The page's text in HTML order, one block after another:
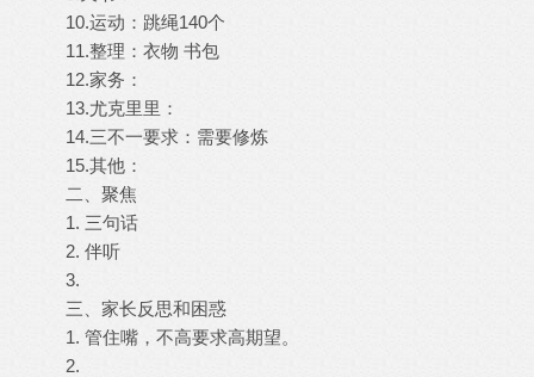
10.运动：跳绳140个
11.整理：衣物 书包
12.家务：
13.尤克里里：
14.三不一要求：需要修炼
15.其他：
二、聚焦
1. 三句话
2. 伴听
3.
三、家长反思和困惑
1. 管住嘴，不高要求高期望。
2.